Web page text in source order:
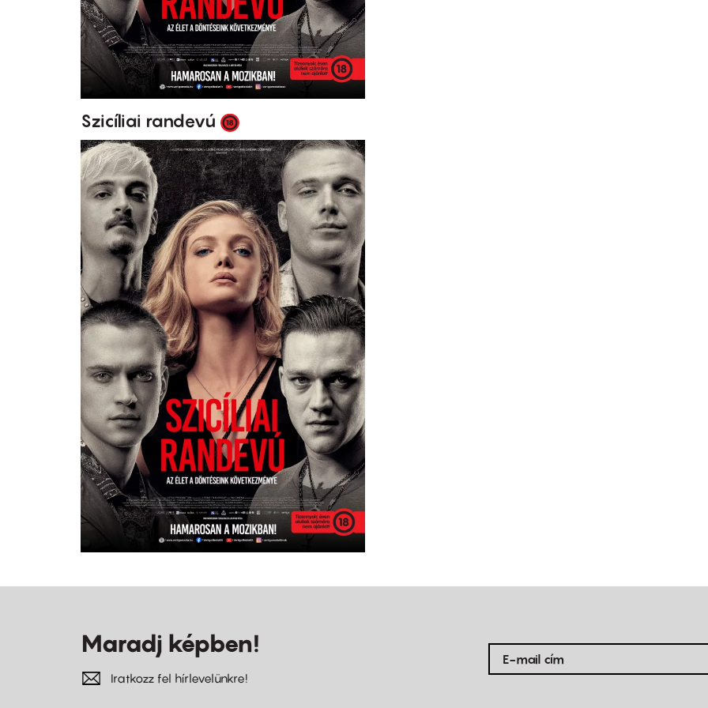
Szicíliai randevú
Maradj képben!
Iratkozz fel hírlevelünkre!